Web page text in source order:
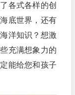
各式各样的创
底世界，还有
洋知识？想激
充满想象力的
能给您和孩子